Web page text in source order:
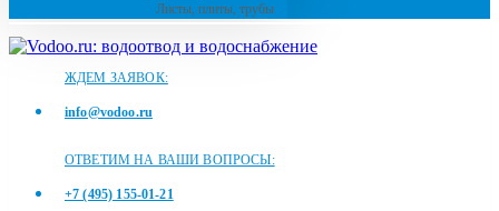
Листы, плиты, трубы
ЖДЕМ ЗАЯВОК:
info@vodoo.ru
ОТВЕТИМ НА ВАШИ ВОПРОСЫ:
+7 (495) 155-01-21